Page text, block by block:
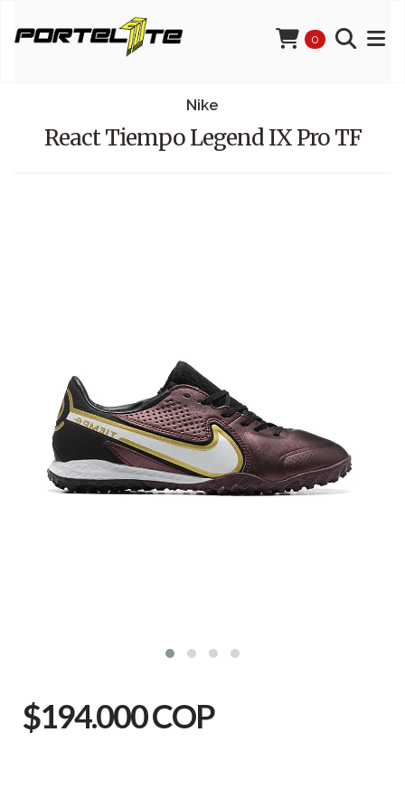
0
Nike
React Tiempo Legend IX Pro TF
$194.000 COP